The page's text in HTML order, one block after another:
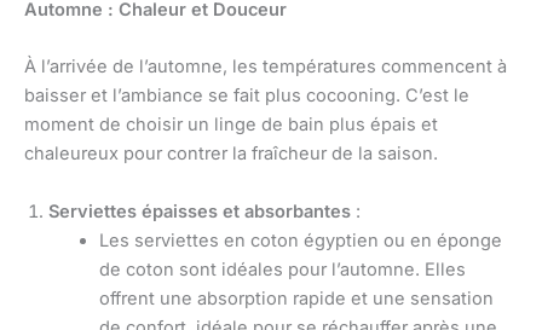
Automne : Chaleur et Douceur
À l’arrivée de l’automne, les températures commencent à
baisser et l’ambiance se fait plus cocooning. C’est le
moment de choisir un linge de bain plus épais et
chaleureux pour contrer la fraîcheur de la saison.
Serviettes épaisses et absorbantes :
Les serviettes en coton égyptien ou en éponge
de coton sont idéales pour l’automne. Elles
offrent une absorption rapide et une sensation